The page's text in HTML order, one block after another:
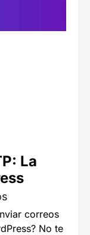
La
correos
No te